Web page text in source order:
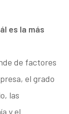
es la más
de factores
el grado
las
y el